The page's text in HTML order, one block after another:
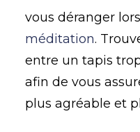
vous déranger
méditation.
entre un tapis
afin de vous
plus agréable et